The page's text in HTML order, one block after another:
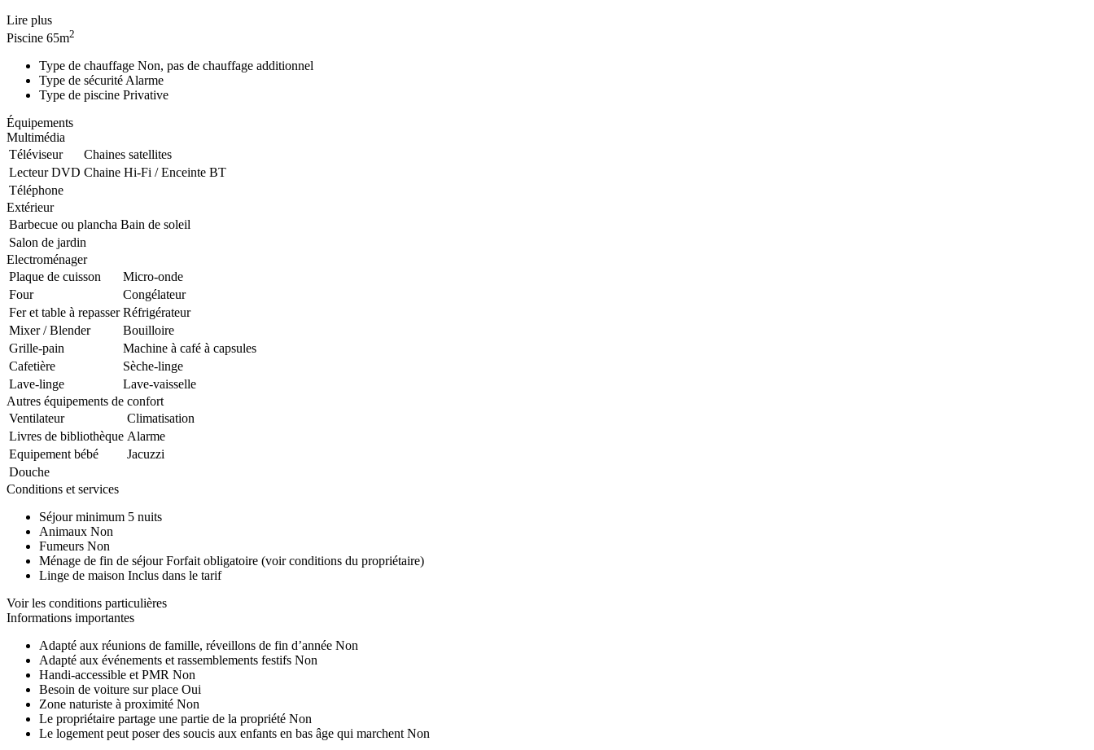
Lire plus
Piscine 65m2
Type de chauffage Non, pas de chauffage additionnel
Type de sécurité Alarme
Type de piscine Privative
Équipements
Multimédia
Téléviseur
Chaines satellites
Lecteur DVD Chaine Hi-Fi / Enceinte BT
Téléphone
Extérieur
Barbecue ou plancha Bain de soleil
Salon de jardin
Electroménager
Plaque de cuisson
Micro-onde
Four
Congélateur
Fer et table à repasser Réfrigérateur
Mixer / Blender
Bouilloire
Grille-pain
Machine à café à capsules
Cafetière
Sèche-linge
Lave-linge
Lave-vaisselle
Autres équipements de confort
Ventilateur
Climatisation
Livres de bibliothèque Alarme
Equipement bébé
Jacuzzi
Douche
Conditions et services
Séjour minimum 5 nuits
Animaux Non
Fumeurs Non
Ménage de fin de séjour Forfait obligatoire (voir conditions du propriétaire)
Linge de maison Inclus dans le tarif
Voir les conditions particulières
Informations importantes
Adapté aux réunions de famille, réveillons de fin d’année Non
Adapté aux événements et rassemblements festifs Non
Handi-accessible et PMR Non
Besoin de voiture sur place Oui
Zone naturiste à proximité Non
Le propriétaire partage une partie de la propriété Non
Le logement peut poser des soucis aux enfants en bas âge qui marchent Non